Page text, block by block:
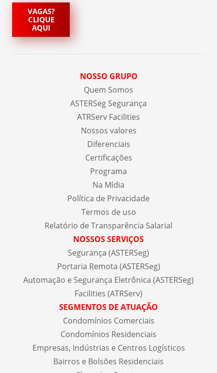
VAGAS?
CLIQUE
AQUI
NOSSO GRUPO
Quem Somos
ASTERSeg Segurança
ATRServ Facilities
Nossos valores
Diferenciais
Certificações
Programa
Na Mídia
Política de Privacidade
Termos de uso
Relatório de Transparência Salarial
NOSSOS SERVIÇOS
Segurança (ASTERSeg)
Portaria Remota (ASTERSeg)
Automação e Segurança Eletrônica (ASTERSeg)
Facilities (ATRServ)
SEGMENTOS DE ATUAÇÃO
Condomínios Comerciais
Condomínios Residenciais
Empresas, Indústrias e Centros Logísticos
Bairros e Bolsões Residenciais